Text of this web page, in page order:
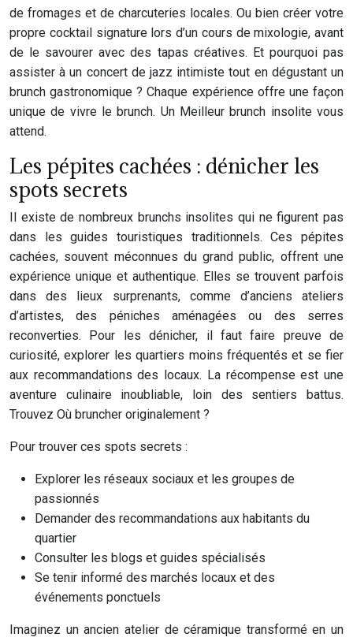
de fromages et de charcuteries locales. Ou bien créer votre
propre cocktail signature lors d’un cours de mixologie, avant
de le savourer avec des tapas créatives. Et pourquoi pas
assister à un concert de jazz intimiste tout en dégustant un
brunch gastronomique ? Chaque expérience offre une façon
unique de vivre le brunch. Un Meilleur brunch insolite vous
attend.
Les pépites cachées : dénicher les
spots secrets
Il existe de nombreux brunchs insolites qui ne figurent pas
dans les guides touristiques traditionnels. Ces pépites
cachées, souvent méconnues du grand public, offrent une
expérience unique et authentique. Elles se trouvent parfois
dans des lieux surprenants, comme d’anciens ateliers
d’artistes, des péniches aménagées ou des serres
reconverties. Pour les dénicher, il faut faire preuve de
curiosité, explorer les quartiers moins fréquentés et se fier
aux recommandations des locaux. La récompense est une
aventure culinaire inoubliable, loin des sentiers battus.
Trouvez Où bruncher originalement ?
Pour trouver ces spots secrets :
Explorer les réseaux sociaux et les groupes de
passionnés
Demander des recommandations aux habitants du
quartier
Consulter les blogs et guides spécialisés
Se tenir informé des marchés locaux et des
événements ponctuels
Imaginez un ancien atelier de céramique transformé en un